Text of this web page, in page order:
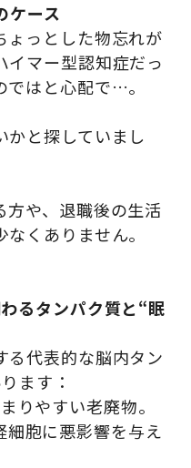
ケース
ょっとした物忘れが
イマー型認知症だっ
ではと心配で…。
かと探していまし
方や、退職後の生活
くありません。
るタンパク質と“眠
る代表的な脳内タン
ます：
りやすい老廃物。
細胞に悪影響を与え